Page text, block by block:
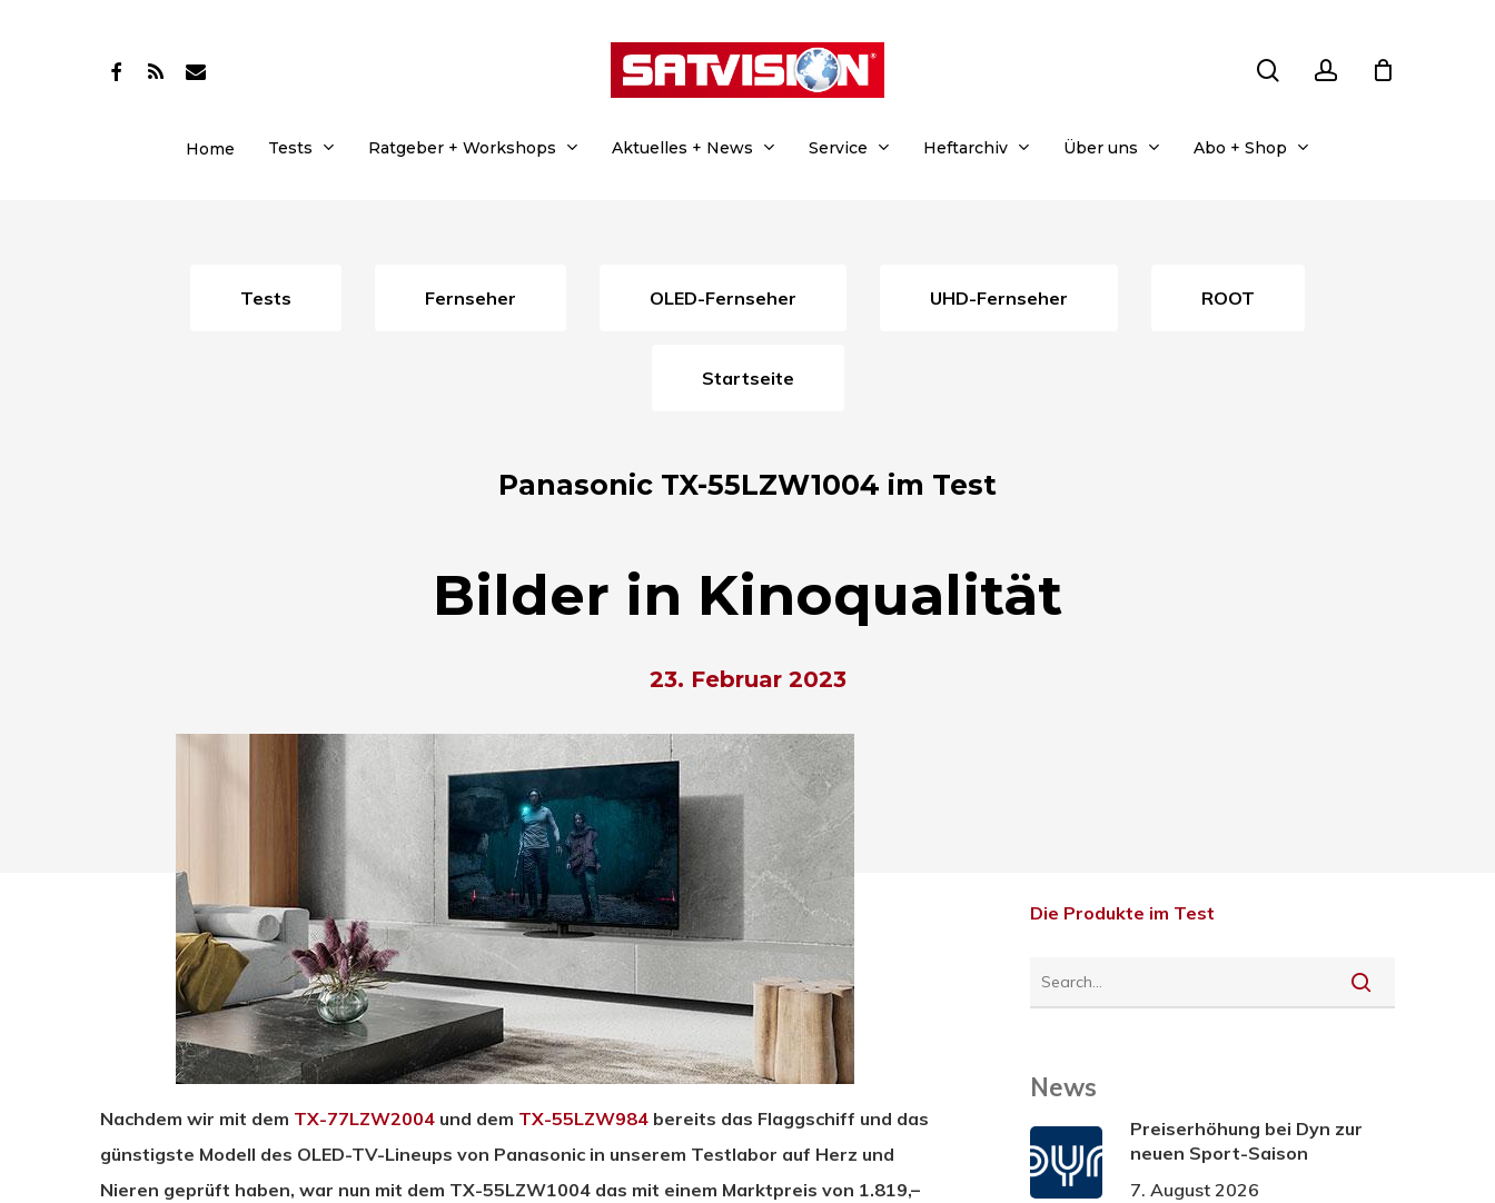
Drücken Sie Enter zum Suchen oder ESC zum Schließen.
facebook
RSS email
Home Tests Ratgeber + Workshops Aktuelles + News Service Heftarchiv Über uns Abo + Shop
Tests Fernseher OLED-Fernseher UHD-Fernseher ROOT
Startseite
Panasonic TX-55LZW1004 im Test
Bilder in Kinoqualität
23. Februar 2023
Nachdem wir mit dem TX-77LZW2004 und dem TX-55LZW984 bereits das Flaggschiff und das
günstigste Modell des OLED-TV-Lineups von Panasonic in unserem Testlabor auf Herz und
Nieren geprüft haben, war nun mit dem TX-55LZW1004 das mit einem Marktpreis von 1.819,–
Die Produkte im Test
News
Preiserhöhung bei Dyn zur
neuen Sport-Saison
7. August 2026